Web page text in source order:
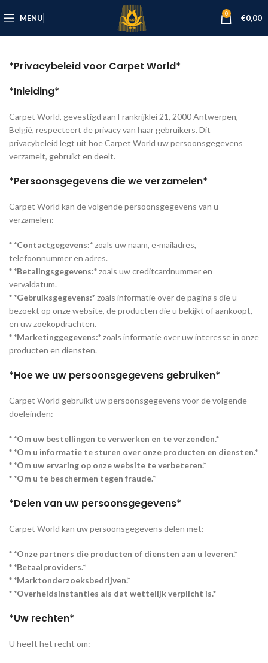
MENU 0 €0,00
*Privacybeleid voor Carpet World*
*Inleiding*
Carpet World, gevestigd aan Frankrijklei 21, 2000 Antwerpen,
België, respecteert de privacy van haar gebruikers. Dit
privacybeleid legt uit hoe Carpet World uw persoonsgegevens
verzamelt, gebruikt en deelt.
*Persoonsgegevens die we verzamelen*
Carpet World kan de volgende persoonsgegevens van u
verzamelen:
* *Contactgegevens:*zoals uw naam, e-mailadres,
telefoonnummer en adres.
* *Betalingsgegevens:*zoals uw creditcardnummer en
vervaldatum.
* *Gebruiksgegevens:*zoals informatie over de pagina’s die u
bezoekt op onze website, de producten die u bekijkt of aankoopt,
en uw zoekopdrachten.
* *Marketinggegevens:*zoals informatie over uw interesse in onze
producten en diensten.
*Hoe we uw persoonsgegevens gebruiken*
Carpet World gebruikt uw persoonsgegevens voor de volgende
doeleinden:
* *Om uw bestellingen te verwerken en te verzenden.*
* *Om u informatie te sturen over onze producten en diensten.*
* *Om uw ervaring op onze website te verbeteren.*
* *Om u te beschermen tegen fraude.*
*Delen van uw persoonsgegevens*
Carpet World kan uw persoonsgegevens delen met:
* *Onze partners die producten of diensten aan u leveren.*
* *Betaalproviders.*
* *Marktonderzoeksbedrijven.*
* *Overheidsinstanties als dat wettelijk verplicht is.*
*Uw rechten*
U heeft het recht om: